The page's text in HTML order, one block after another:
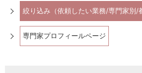
絞り込み（依頼したい業務/専門家別/
専門家プロフィールページ